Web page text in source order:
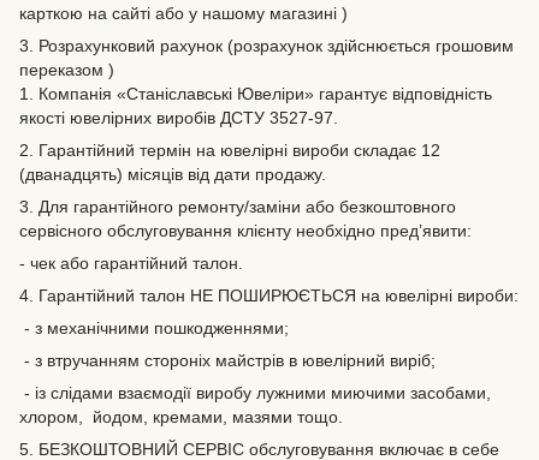
карткою на сайті або у нашому магазині )
3. Розрахунковий рахунок (розрахунок здійснюється грошовим
переказом )
1. Компанія «Станіславські Ювеліри» гарантує відповідність
якості ювелірних виробів ДСТУ 3527-97.
2. Гарантійний термін на ювелірні вироби складає 12
(дванадцять) місяців від дати продажу.
3. Для гарантійного ремонту/заміни або безкоштовного
сервісного обслуговування клієнту необхідно пред’явити:
- чек або гарантійний талон.
4. Гарантійний талон НЕ ПОШИРЮЄТЬСЯ на ювелірні вироби:
- з механічними пошкодженнями;
- з втручанням стороніх майстрів в ювелірний виріб;
- із слідами взаємодії виробу лужними миючими засобами,
хлором, йодом, кремами, мазями тощо.
5. БЕЗКОШТОВНИЙ СЕРВІС обслуговування включає в себе